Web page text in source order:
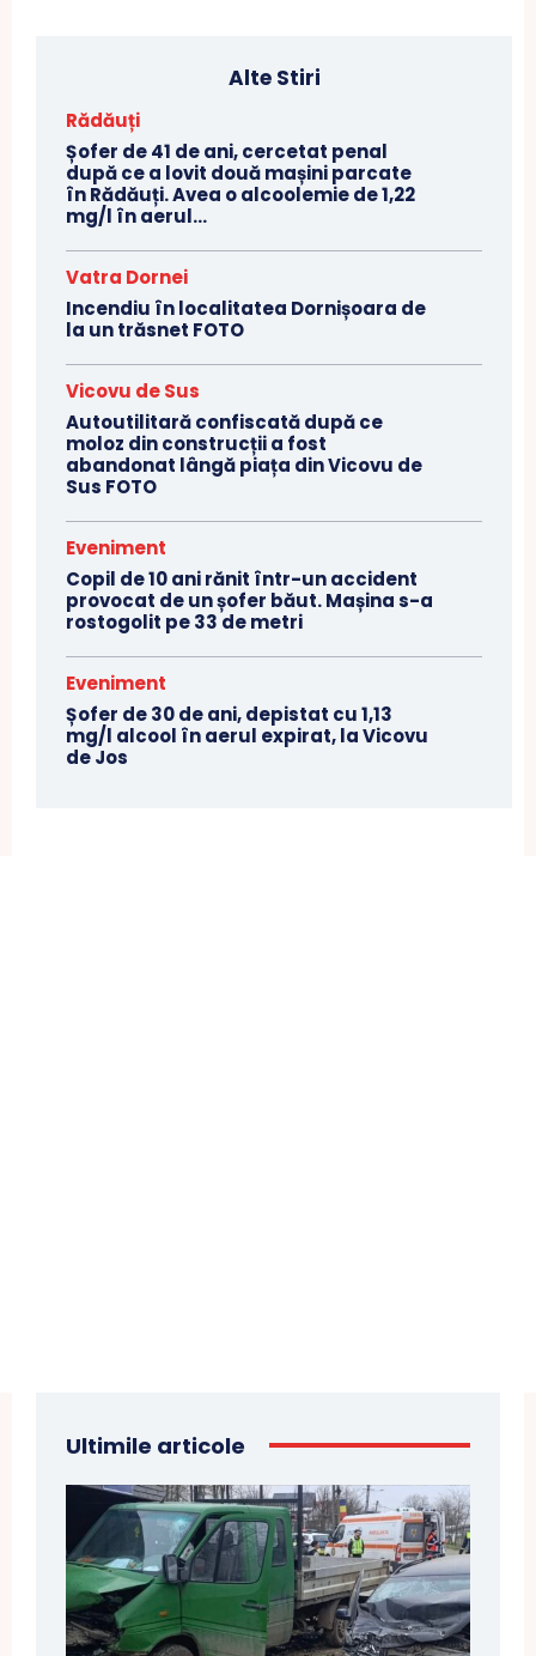
Alte Stiri
Rădăuți
Șofer de 41 de ani, cercetat penal
după ce a lovit două mașini parcate
în Rădăuți. Avea o alcoolemie de 1,22
mg/l în aerul...
Vatra Dornei
Incendiu în localitatea Dornișoara de
la un trăsnet FOTO
Vicovu de Sus
Autoutilitară confiscată după ce
moloz din construcții a fost
abandonat lângă piața din Vicovu de
Sus FOTO
Eveniment
Copil de 10 ani rănit într-un accident
provocat de un șofer băut. Mașina s-a
rostogolit pe 33 de metri
Eveniment
Șofer de 30 de ani, depistat cu 1,13
mg/l alcool în aerul expirat, la Vicovu
de Jos
Ultimile articole